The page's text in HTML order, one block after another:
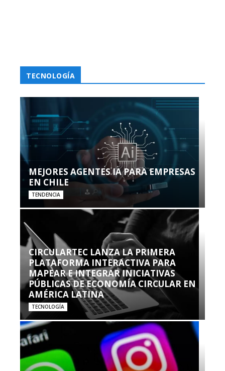
TECNOLOGÍA
MEJORES AGENTES IA PARA EMPRESAS
EN CHILE
TENDENCIA
CIRCULARTEC LANZA LA PRIMERA
PLATAFORMA INTERACTIVA PARA
MAPEAR E INTEGRAR INICIATIVAS
PÚBLICAS DE ECONOMÍA CIRCULAR EN
AMÉRICA LATINA
TECNOLOGÍA